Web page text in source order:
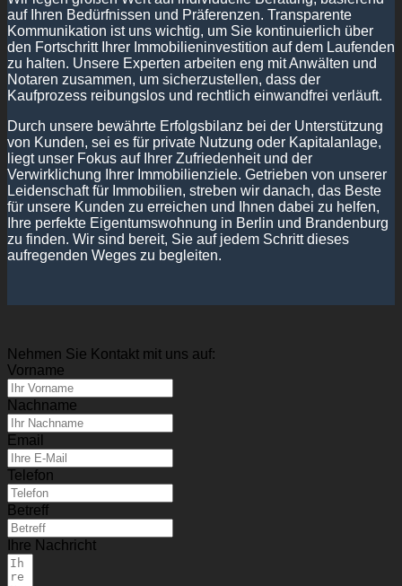
auf Ihren Bedürfnissen und Präferenzen. Transparente
Kommunikation ist uns wichtig, um Sie kontinuierlich über
den Fortschritt Ihrer Immobilieninvestition auf dem Laufenden
zu halten. Unsere Experten arbeiten eng mit Anwälten und
Notaren zusammen, um sicherzustellen, dass der
Kaufprozess reibungslos und rechtlich einwandfrei verläuft.
Durch unsere bewährte Erfolgsbilanz bei der Unterstützung
von Kunden, sei es für private Nutzung oder Kapitalanlage,
liegt unser Fokus auf Ihrer Zufriedenheit und der
Verwirklichung Ihrer Immobilienziele. Getrieben von unserer
Leidenschaft für Immobilien, streben wir danach, das Beste
für unsere Kunden zu erreichen und Ihnen dabei zu helfen,
Ihre perfekte Eigentumswohnung in Berlin und Brandenburg
zu finden. Wir sind bereit, Sie auf jedem Schritt dieses
aufregenden Weges zu begleiten.
Nehmen Sie Kontakt mit uns auf:
Vorname
Nachname
Email
Telefon
Betreff
Ihre Nachricht